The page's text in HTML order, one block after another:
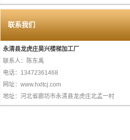
联系我们
永清县龙虎庄昊兴楼梯加工厂
联系人：陈东禹
电话：13472361468
网址：www.hxltcj.com
地址：河北省廊坊市永清县龙虎庄北孟一村